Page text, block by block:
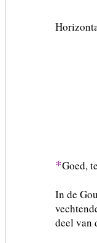
*Goed,
In de
deel van